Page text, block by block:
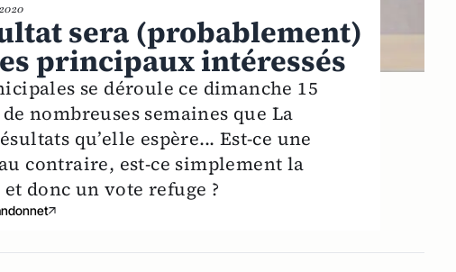
sera (probablement)
principaux intéressés
se déroule ce dimanche 15
nombreuses semaines que La
qu’elle espère... Est-ce une
contraire, est-ce simplement la
donc un vote refuge ?